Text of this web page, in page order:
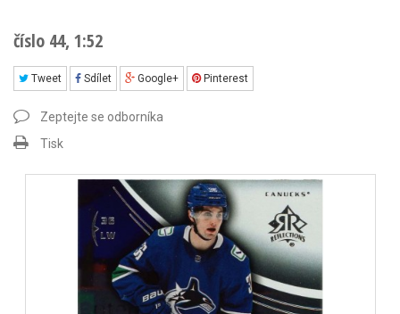
číslo 44, 1:52
Tweet Sdílet Google+ Pinterest
Zeptejte se odborníka
Tisk